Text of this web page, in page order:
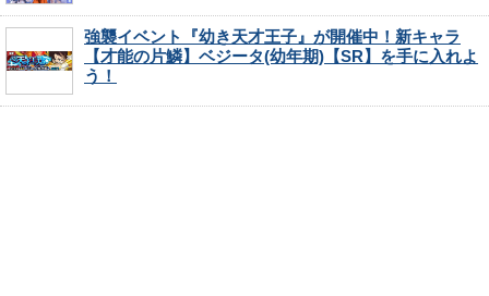
強襲イベント『幼き天才王子』が開催中！新キャラ
【才能の片鱗】ベジータ(幼年期)【SR】を手に入れよ
う！